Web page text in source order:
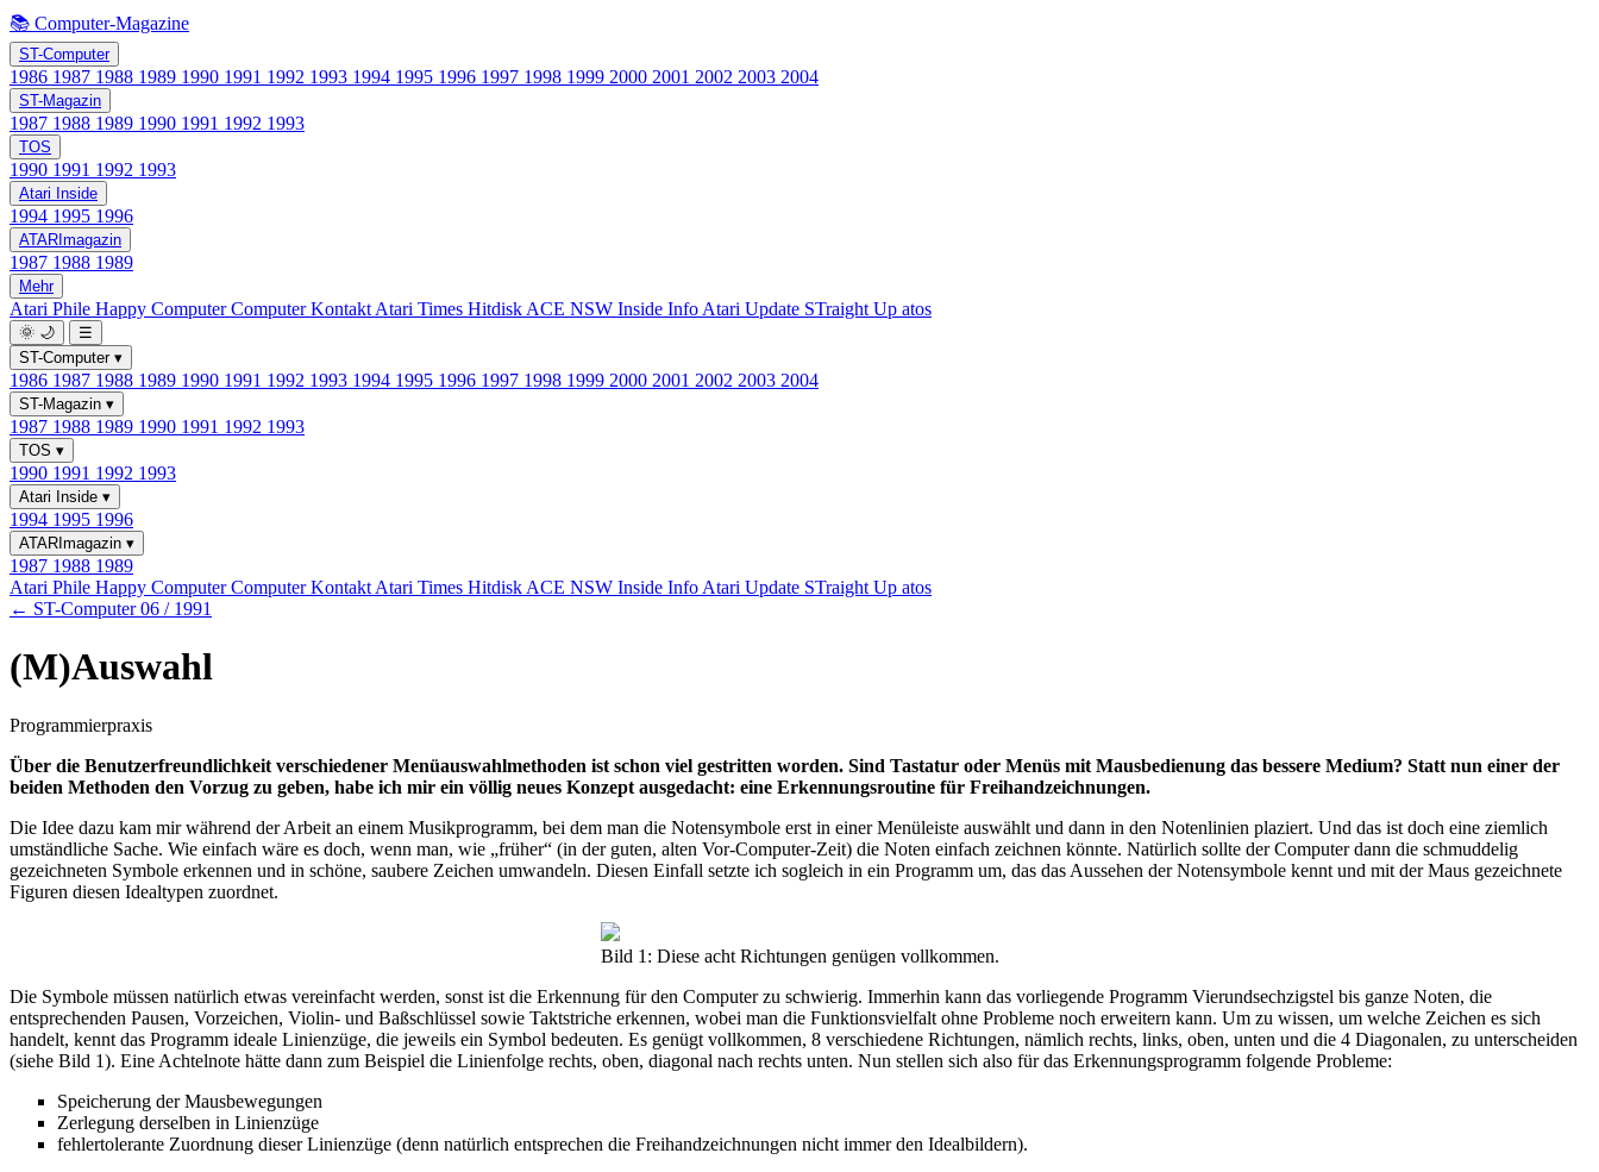
📚 Computer-Magazine
ST-Computer
1986 1987 1988 1989 1990 1991 1992 1993 1994 1995 1996 1997 1998 1999 2000 2001 2002 2003 2004
ST-Magazin
1987 1988 1989 1990 1991 1992 1993
TOS
1990 1991 1992 1993
Atari Inside
1994 1995 1996
ATARImagazin
1987 1988 1989
Mehr
Atari Phile Happy ComputerComputer Kontakt Atari Times Hitdisk ACE NSW Inside Info Atari Update STraight Up atos
🌞 🌙
☰
ST-Computer ▾
1986 1987 1988 1989 1990 1991 1992 1993 1994 1995 1996 1997 1998 1999 2000 2001 2002 2003 2004
ST-Magazin ▾
1987 1988 1989 1990 1991 1992 1993
TOS ▾
1990 1991 1992 1993
Atari Inside ▾
1994 1995 1996
ATARImagazin ▾
1987 1988 1989
Atari Phile Happy ComputerComputer Kontakt Atari Times Hitdisk ACE NSW Inside Info Atari Update STraight Up atos
← ST-Computer 06 / 1991
(M)Auswahl
Programmierpraxis
Über die Benutzerfreundlichkeit verschiedener Menüauswahlmethoden ist schon viel gestritten worden. Sind Tastatur oder Menüs mit Mausbedienung das bessere Medium? Statt nun einer der
beiden Methoden den Vorzug zu geben, habe ich mir ein völlig neues Konzept ausgedacht: eine Erkennungsroutine für Freihandzeichnungen.
Die Idee dazu kam mir während der Arbeit an einem Musikprogramm, bei dem man die Notensymbole erst in einer Menüleiste auswählt und dann in den Notenlinien plaziert. Und das ist doch eine ziemlich
umständliche Sache. Wie einfach wäre es doch, wenn man, wie „früher“ (in der guten, alten Vor-Computer-Zeit) die Noten einfach zeichnen könnte. Natürlich sollte der Computer dann die schmuddelig
gezeichneten Symbole erkennen und in schöne, saubere Zeichen umwandeln. Diesen Einfall setzte ich sogleich in ein Programm um, das das Aussehen der Notensymbole kennt und mit der Maus gezeichnete
Figuren diesen Idealtypen zuordnet.
Bild 1: Diese acht Richtungen genügen vollkommen.
Die Symbole müssen natürlich etwas vereinfacht werden, sonst ist die Erkennung für den Computer zu schwierig. Immerhin kann das vorliegende Programm Vierundsechzigstel bis ganze Noten, die
entsprechenden Pausen, Vorzeichen, Violin- und Baßschlüssel sowie Taktstriche erkennen, wobei man die Funktionsvielfalt ohne Probleme noch erweitern kann. Um zu wissen, um welche Zeichen es sich
handelt, kennt das Programm ideale Linienzüge, die jeweils ein Symbol bedeuten. Es genügt vollkommen, 8 verschiedene Richtungen, nämlich rechts, links, oben, unten und die 4 Diagonalen, zu unterscheiden
(siehe Bild 1). Eine Achtelnote hätte dann zum Beispiel die Linienfolge rechts, oben, diagonal nach rechts unten. Nun stellen sich also für das Erkennungsprogramm folgende Probleme:
Speicherung der Mausbewegungen
Zerlegung derselben in Linienzüge
fehlertolerante Zuordnung dieser Linienzüge (denn natürlich entsprechen die Freihandzeichnungen nicht immer den Idealbildern).